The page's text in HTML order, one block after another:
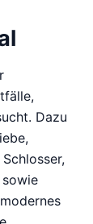
Dazu
sowie